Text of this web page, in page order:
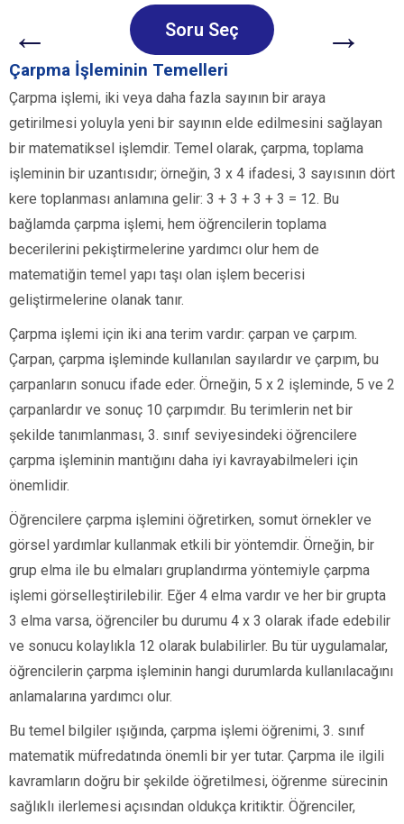
← Soru Seç →
Çarpma İşleminin Temelleri
Çarpma işlemi, iki veya daha fazla sayının bir araya
getirilmesi yoluyla yeni bir sayının elde edilmesini sağlayan
bir matematiksel işlemdir. Temel olarak, çarpma, toplama
işleminin bir uzantısıdır; örneğin, 3 x 4 ifadesi, 3 sayısının dört
kere toplanması anlamına gelir: 3 + 3 + 3 + 3 = 12. Bu
bağlamda çarpma işlemi, hem öğrencilerin toplama
becerilerini pekiştirmelerine yardımcı olur hem de
matematiğin temel yapı taşı olan işlem becerisi
geliştirmelerine olanak tanır.
Çarpma işlemi için iki ana terim vardır: çarpan ve çarpım.
Çarpan, çarpma işleminde kullanılan sayılardır ve çarpım, bu
çarpanların sonucu ifade eder. Örneğin, 5 x 2 işleminde, 5 ve 2
çarpanlardır ve sonuç 10 çarpımdır. Bu terimlerin net bir
şekilde tanımlanması, 3. sınıf seviyesindeki öğrencilere
çarpma işleminin mantığını daha iyi kavrayabilmeleri için
önemlidir.
Öğrencilere çarpma işlemini öğretirken, somut örnekler ve
görsel yardımlar kullanmak etkili bir yöntemdir. Örneğin, bir
grup elma ile bu elmaları gruplandırma yöntemiyle çarpma
işlemi görselleştirilebilir. Eğer 4 elma vardır ve her bir grupta
3 elma varsa, öğrenciler bu durumu 4 x 3 olarak ifade edebilir
ve sonucu kolaylıkla 12 olarak bulabilirler. Bu tür uygulamalar,
öğrencilerin çarpma işleminin hangi durumlarda kullanılacağını
anlamalarına yardımcı olur.
Bu temel bilgiler ışığında, çarpma işlemi öğrenimi, 3. sınıf
matematik müfredatında önemli bir yer tutar. Çarpma ile ilgili
kavramların doğru bir şekilde öğretilmesi, öğrenme sürecinin
sağlıklı ilerlemesi açısından oldukça kritiktir. Öğrenciler,